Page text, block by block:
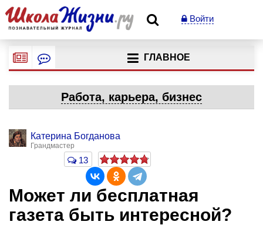
Войти
ГЛАВНОЕ
Работа, карьера, бизнес
Катерина Богданова
Грандмастер
13
Может ли бесплатная
газета быть интересной?